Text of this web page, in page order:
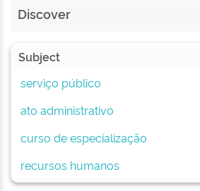
Discover
Subject
serviço público
ato administrativo
curso de especialização
recursos humanos